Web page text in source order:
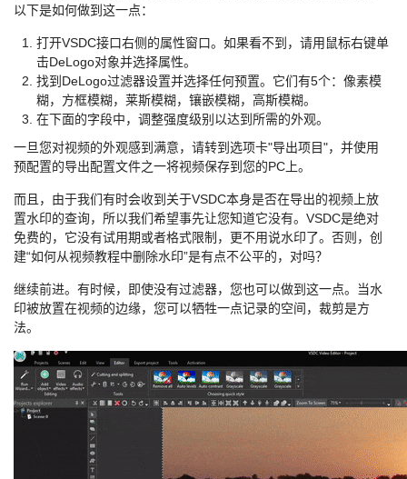
以下是如何做到这一点：
打开VSDC接口右侧的属性窗口。如果看不到，请用鼠标右键单
击DeLogo对象并选择属性。
找到DeLogo过滤器设置并选择任何预置。它们有5个：像素模
糊，方框模糊，莱斯模糊，镶嵌模糊，高斯模糊。
在下面的字段中，调整强度级别以达到所需的外观。
一旦您对视频的外观感到满意，请转到选项卡"导出项目"，并使用
预配置的导出配置文件之一将视频保存到您的PC上。
而且，由于我们有时会收到关于VSDC本身是否在导出的视频上放
置水印的查询，所以我们希望事先让您知道它没有。VSDC是绝对
免费的，它没有试用期或者格式限制，更不用说水印了。否则，创
建“如何从视频教程中删除水印”是有点不公平的，对吗？
继续前进。有时候，即使没有过滤器，您也可以做到这一点。当水
印被放置在视频的边缘，您可以牺牲一点记录的空间，裁剪是方
法。